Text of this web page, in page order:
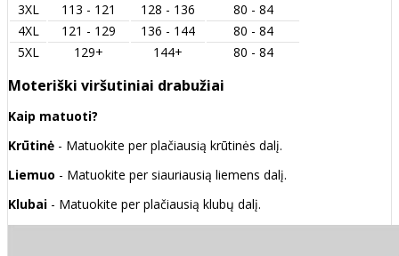
3XL
113 - 121 128 - 136
80 - 84
4XL
121 - 129 136 - 144
80 - 84
5XL
129+ 144+ 80 - 84
Moteriški viršutiniai drabužiai
Kaip matuoti?
Krūtinė - Matuokite per plačiausią krūtinės dalį.
Liemuo - Matuokite per siauriausią liemens dalį.
Klubai - Matuokite per plačiausią klubų dalį.